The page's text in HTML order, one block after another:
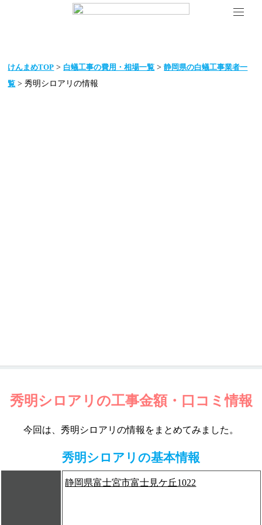
けんまめTOP > 白蟻工事の費用・相場一覧 >静岡県の白蟻工事業者一
覧 > 秀明シロアリの情報
秀明シロアリの工事金額・口コミ情報
今回は、秀明シロアリの情報をまとめてみました。
秀明シロアリの基本情報
静岡県富士宮市富士見ケ丘1022